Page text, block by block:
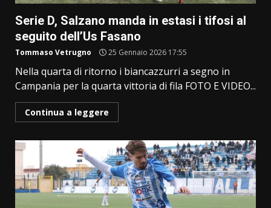
Serie D, Salzano manda in estasi i tifosi al
seguito dell’Us Fasano
Tommaso Vetrugno 25 Gennaio 2026 17:55
Nella quarta di ritorno i biancazzurri a segno in
Campania per la quarta vittoria di fila FOTO E VIDEO...
Continua a leggere